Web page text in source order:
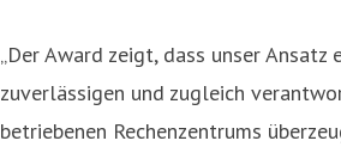
„Der Award zeigt, dass unser Ansatz
zuverlässigen und zugleich
betriebenen Rechenzentrums